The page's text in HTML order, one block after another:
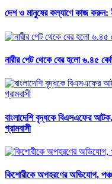
দেশ ও মানুষের কল্যাণে কাজ করুন:
নারীর পেট থেকে বের হলো ৬.৪৫
বাংলাদেশি বৃদ্ধকে বিএসএফের
গ্রামবাসী
কিশোরীকে অপহরণের অভিযোগ,